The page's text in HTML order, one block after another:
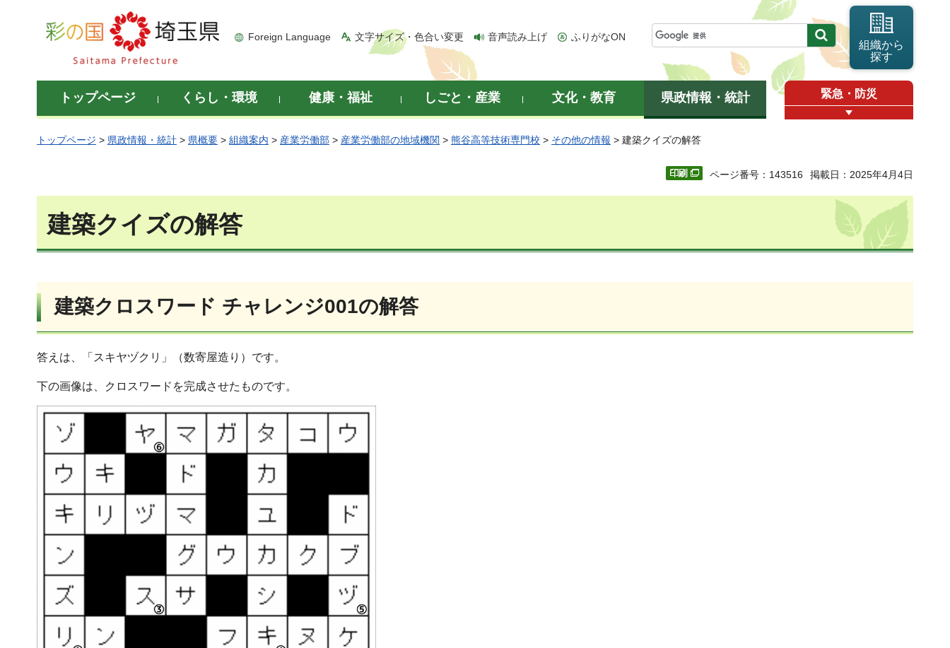
彩の国 埼玉県
Foreign Language 文字サイズ・色合い変更 音声読み上げ ふりがなON
組織から
探す
トップページ くらし・環境 健康・福祉 しごと・産業 文化・教育 県政情報・統計 緊急・防災
トップページ > 県政情報・統計 > 県概要 > 組織案内 > 産業労働部 > 産業労働部の地域機関 > 熊谷高等技術専門校 > その他の情報 > 建築クイズの解答
ページ番号：143516 掲載日：2025年4月4日
建築クイズの解答
建築クロスワード チャレンジ001の解答
答えは、「スキヤヅクリ」（数寄屋造り）です。
下の画像は、クロスワードを完成させたものです。